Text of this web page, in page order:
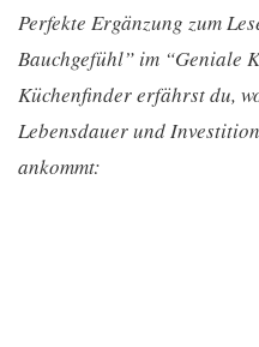
Perfekte Ergänzung zum
Bauchgefühl” im “Geniale
Küchenfinder erfährst du,
Lebensdauer und
ankommt: